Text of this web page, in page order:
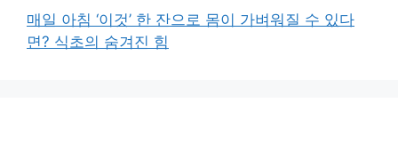
매일 아침 ‘이것’ 한 잔으로 몸이 가벼워질 수 있다
면? 식초의 숨겨진 힘